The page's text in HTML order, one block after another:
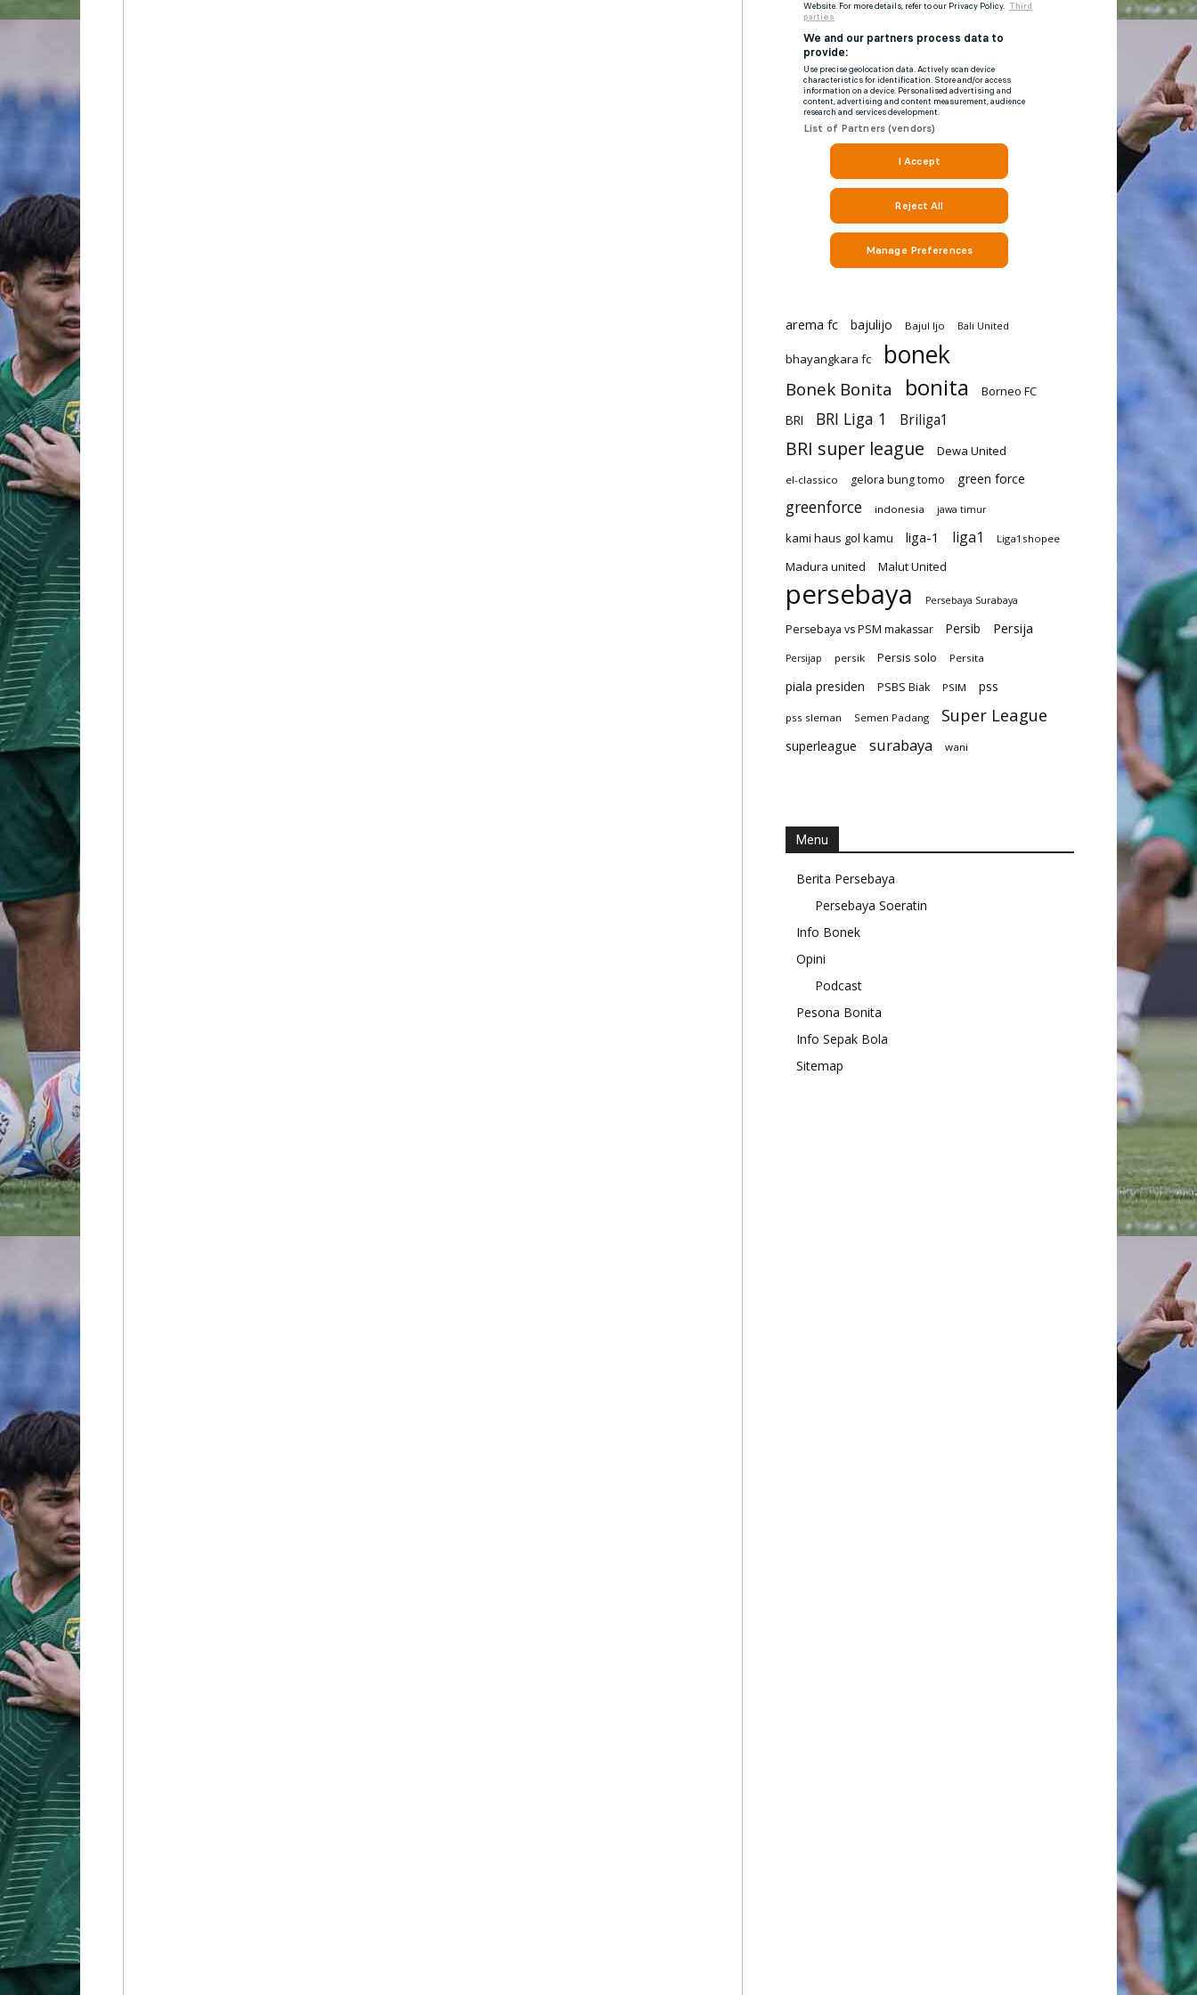
arema fc bajulijo Bajul Ijo Bali United
bhayangkara fc bonek
Bonek Bonita bonita
Borneo FC
BRI
BRI Liga 1 Briliga1
BRI super league Dewa United
el-classico gelora bung tomo green force
greenforce indonesia jawa timur
kami haus gol kamu liga-1 liga1 Liga1shopee
Madura united Malut United
persebaya Persebaya Surabaya
Persebaya vs PSM makassar Persib Persija
Persijap persik Persis solo Persita
piala presiden PSBS Biak PSIM pss
pss sleman Semen Padang Super League
superleague surabaya wani
Menu
Berita Persebaya
Persebaya Soeratin
Info Bonek
Opini
Podcast
Pesona Bonita
Info Sepak Bola
Sitemap